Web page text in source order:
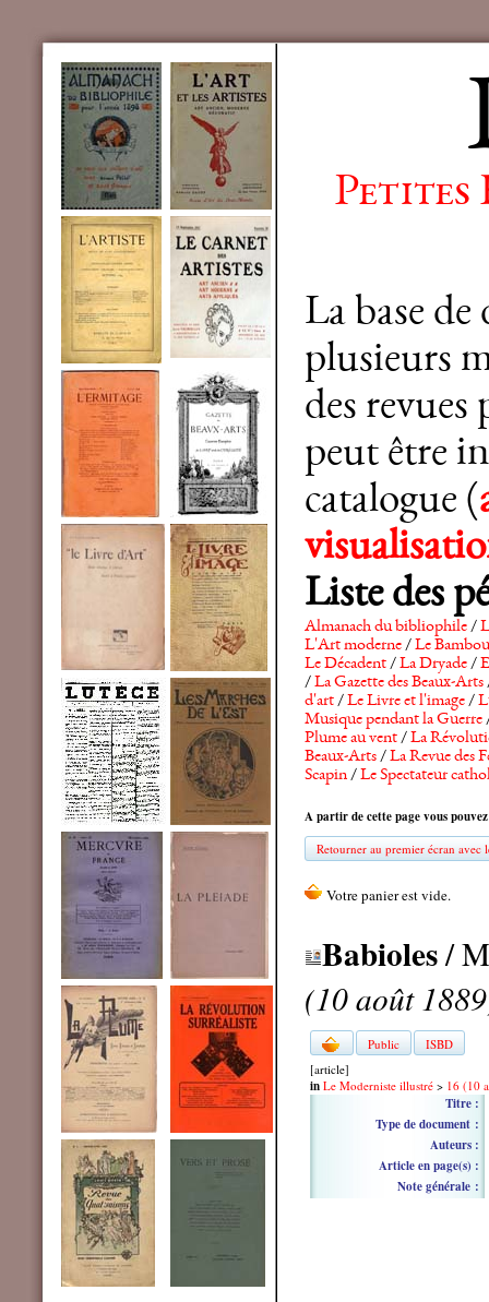
Petites
La base
plusieurs
des revues
peut être
catalogue (
Liste des
Almanach du bibliophile/
L'Art moderne/Le Bambou
Le Décadent/La Dryade/
/La Gazette des Beaux-Arts
d'art/Le Livre et l'image/
Musique pendant la Guerre
Plume au vent/La
Beaux-Arts/La Revue des
Scapin/Le Spectateur
A partir de cette page vous
Retourner au premier écran avec
Babioles/
(10 août
Public
ISBD
[article]
in Le Moderniste illustré > 16 (10
Titre :
Type de document :
Auteurs :
Article en page(s) :
Note générale :